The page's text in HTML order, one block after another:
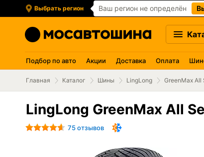
Выбрать регион Ваш регион не определён
Подбор по авто Акции Доставка Оплата
Главная Каталог Шины LingLong GreenMax All
LingLong GreenMax All
75 отзывов